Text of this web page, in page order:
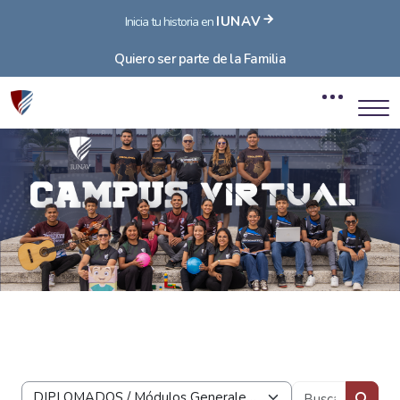
Inicia tu historia en IUNAV
Quiero ser parte de la Familia
Blocos
Blocos